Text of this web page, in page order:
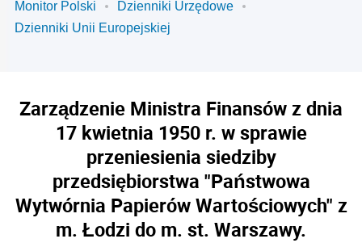
Monitor Polski
Dzienniki Urzędowe
Dzienniki Unii Europejskiej
Zarządzenie Ministra Finansów z dnia
17 kwietnia 1950 r. w sprawie
przeniesienia siedziby
przedsiębiorstwa "Państwowa
Wytwórnia Papierów Wartościowych" z
m. Łodzi do m. st. Warszawy.